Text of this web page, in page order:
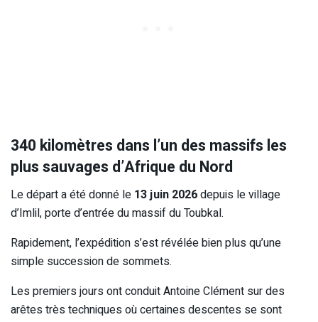
340 kilomètres dans l’un des massifs les
plus sauvages d’Afrique du Nord
Le départ a été donné le 13 juin 2026depuis le village
d’Imlil, porte d’entrée du massif du Toubkal.
Rapidement, l’expédition s’est révélée bien plus qu’une
simple succession de sommets.
Les premiers jours ont conduit Antoine Clément sur des
arêtes très techniques où certaines descentes se sont